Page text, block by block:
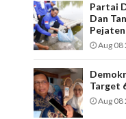
Partai
Dan
Aug 08
Target
Aug 08